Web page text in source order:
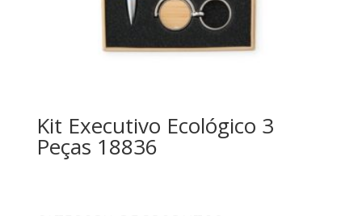
Kit Executivo Ecológico 3
Peças 18836